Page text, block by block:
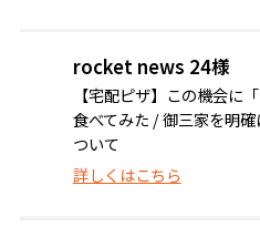
rocket news 24様
【宅配ピザ】この機会に
食べてみた / 御三家を明
ついて
詳しくはこちら